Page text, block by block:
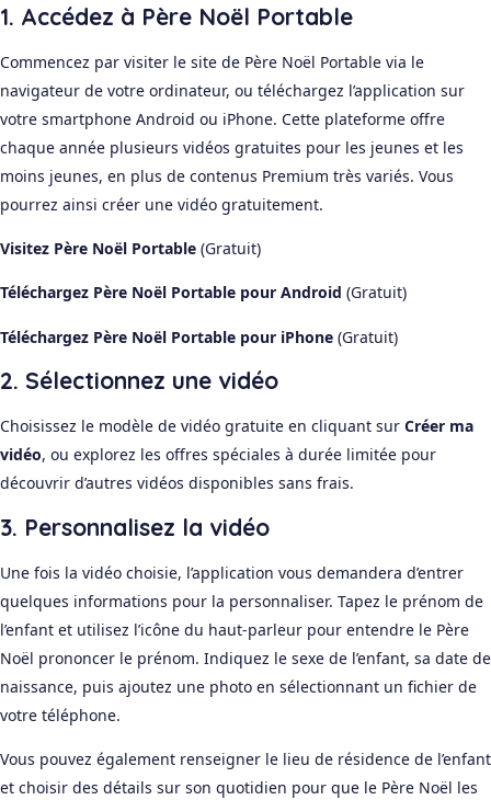
1. Accédez à Père Noël Portable
Commencez par visiter le site de Père Noël Portable via le
navigateur de votre ordinateur, ou téléchargez l’application sur
votre smartphone Android ou iPhone. Cette plateforme offre
chaque année plusieurs vidéos gratuites pour les jeunes et les
moins jeunes, en plus de contenus Premium très variés. Vous
pourrez ainsi créer une vidéo gratuitement.
Visitez Père Noël Portable (Gratuit)
Téléchargez Père Noël Portable pour Android (Gratuit)
Téléchargez Père Noël Portable pour iPhone (Gratuit)
2. Sélectionnez une vidéo
Choisissez le modèle de vidéo gratuite en cliquant sur Créer ma
vidéo, ou explorez les offres spéciales à durée limitée pour
découvrir d’autres vidéos disponibles sans frais.
3. Personnalisez la vidéo
Une fois la vidéo choisie, l’application vous demandera d’entrer
quelques informations pour la personnaliser. Tapez le prénom de
l’enfant et utilisez l’icône du haut-parleur pour entendre le Père
Noël prononcer le prénom. Indiquez le sexe de l’enfant, sa date de
naissance, puis ajoutez une photo en sélectionnant un fichier de
votre téléphone.
Vous pouvez également renseigner le lieu de résidence de l’enfant
et choisir des détails sur son quotidien pour que le Père Noël les